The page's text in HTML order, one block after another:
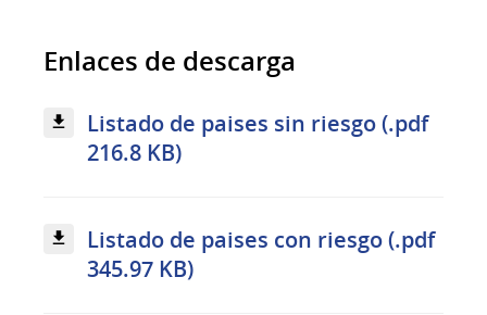
Enlaces de descarga
Listado de paises sin riesgo (.pdf
216.8 KB)
Listado de paises con riesgo (.pdf
345.97 KB)